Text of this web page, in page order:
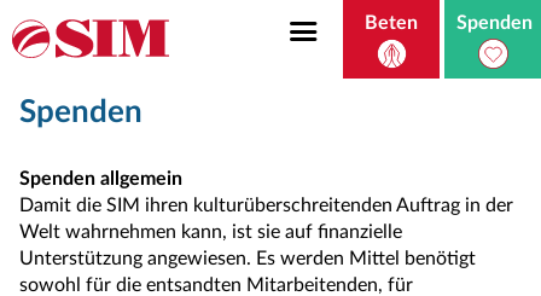
Beten Spenden
Spenden
Spenden allgemein
Damit die SIM ihren kulturüberschreitenden Auftrag in der
Welt wahrnehmen kann, ist sie auf finanzielle
Unterstützung angewiesen. Es werden Mittel benötigt
sowohl für die entsandten Mitarbeitenden, für